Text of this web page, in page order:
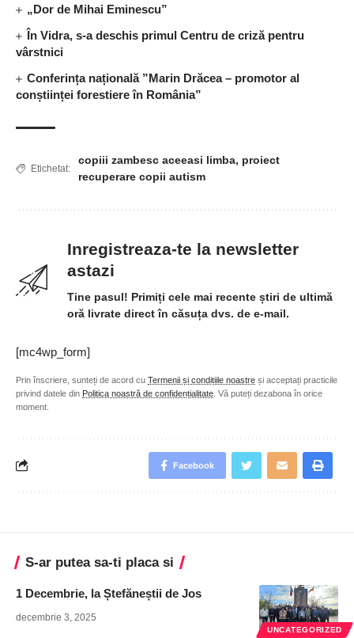
„Dor de Mihai Eminescu”
În Vidra, s-a deschis primul Centru de criză pentru
vârstnici
Conferința națională ”Marin Drăcea – promotor al
conștiinței forestiere în România”
Etichetat:
copiii zambesc aceeasi limba, proiect
recuperare copii autism
Inregistreaza-te la newsletter
astazi
Tine pasul! Primiți cele mai recente știri de ultimă
oră livrate direct în căsuța dvs. de e-mail.
[mc4wp_form]
Prin înscriere, sunteți de acord cu Termenii și condițiile noastre și acceptați practicile
privind datele din Politica noastră de confidențialitate . Vă puteți dezabona în orice
moment.
Facebook
S-ar putea sa-ti placa si
UNCATEGORIZED
1 Decembrie, la Ștefăneștii de Jos
decembrie 3, 2025